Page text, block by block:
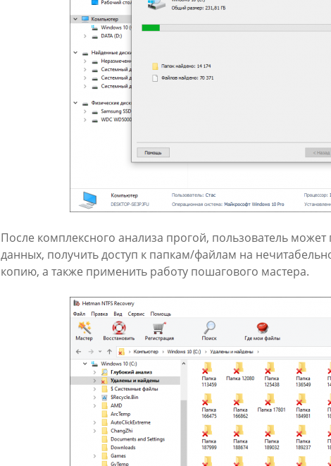
После комплексного анализа прогой, пользователь
данных, получить доступ к папкам/файлам на
копию, а также применить работу пошагового мастера.